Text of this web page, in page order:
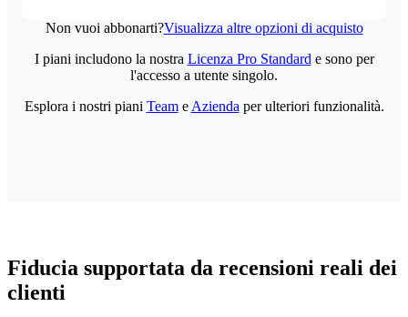
Non vuoi abbonarti?Visualizza altre opzioni di acquisto
I piani includono la nostra Licenza Pro Standard e sono per
l'accesso a utente singolo.
Esplora i nostri piani Teame Azienda per ulteriori funzionalità.
Fiducia supportata da recensioni reali dei
clienti